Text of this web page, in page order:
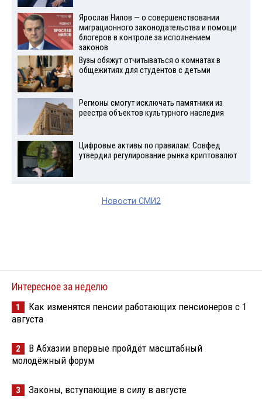
Ярослав Нилов — о совершенствовании
миграционного законодательства и помощи
блогеров в контроле за исполнением
законов
Вузы обяжут отчитываться о комнатах в
общежитиях для студентов с детьми
Регионы смогут исключать памятники из
реестра объектов культурного наследия
Цифровые активы по правилам: Совфед
утвердил регулирование рынка криптовалют
Новости СМИ2
Интересное за неделю
1
Как изменятся пенсии работающих пенсионеров с 1
августа
2
В Абхазии впервые пройдёт масштабный
молодёжный форум
3 Законы, вступающие в силу в августе